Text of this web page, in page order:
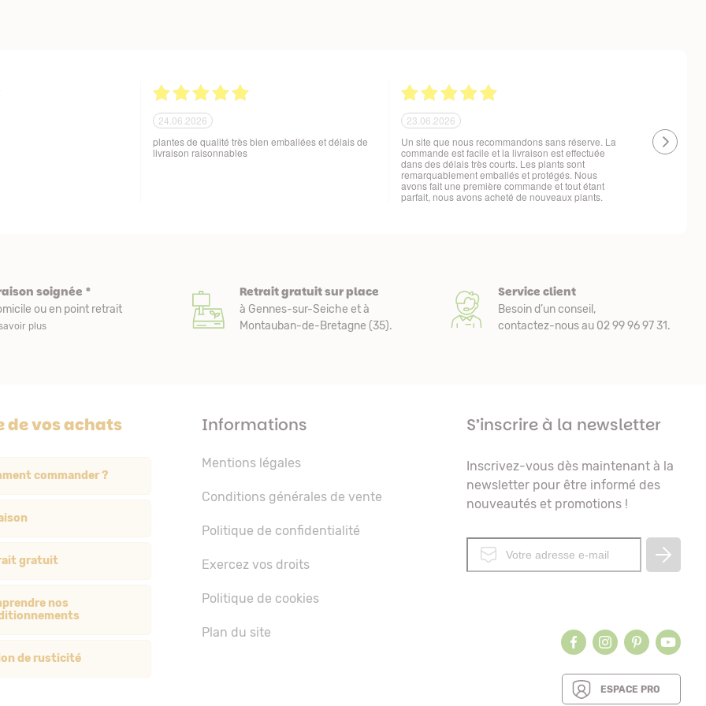
soigné des produits
21.06.2026
Tout est parfait. Je suis enchantée Quoi de plus !
Excellente maison et plantes de qualité. Merci
21.06.2026
Ras, la livraison est conforme à mes attentes
Livraison à
soignée *
ou en point retrait
plus
Retrait gratuit sur place
à Gennes-sur-Seiche et à
Montauban-de-Bretagne (35).
Service client
Besoin d’un conseil,
contactez-nous au 02 99 96 97 31.
de vos achats
commander ?
gratuit
nos
de rusticité
S’inscrire à la newsletter
Inscrivez-vous dès maintenant à la
newsletter pour être informé des
nouveautés et promotions !
ESPACE PRO
Informations
Mentions légales
Conditions générales de vente
Politique de confidentialité
Exercez vos droits
Politique de cookies
Plan du site